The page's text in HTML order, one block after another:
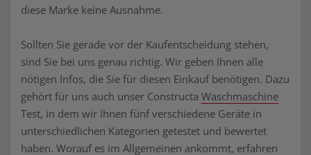
diese Marke keine Ausnahme.
Sollten Sie gerade vor der Kaufentscheidung stehen,
sind Sie bei uns genau richtig. Wir geben Ihnen alle
nötigen Infos, die Sie für diesen Einkauf benötigen. Dazu
gehört für uns auch unser Constructa Waschmaschine
Test, in dem wir Ihnen fünf verschiedene Geräte in
unterschiedlichen Kategorien getestet und bewertet
haben. Worauf es im Allgemeinen ankommt, erfahren